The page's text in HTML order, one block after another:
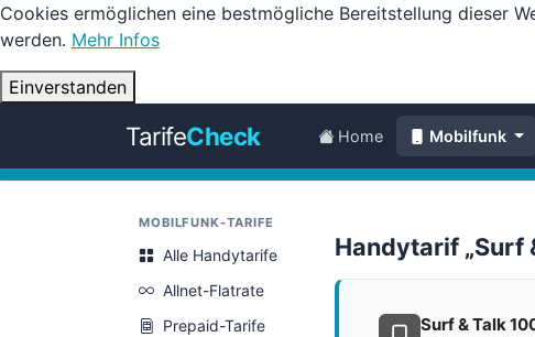
Cookies ermöglichen eine bestmögliche Bereitstellung dieser
werden. Mehr Infos
Einverstanden
TarifeCheck Home Mobilfunk
MOBILFUNK-TARIFE
Alle Handytarife
Allnet-Flatrate
Prepaid-Tarife
Handytarif „Surf
Surf & Talk